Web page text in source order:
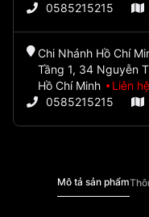
0585215215
Chi Nhánh Hồ Chí
Tầng 1, 34 Nguyễn
Hồ Chí Minh
Liên hệ
0585215215
Mô tả sản phẩm